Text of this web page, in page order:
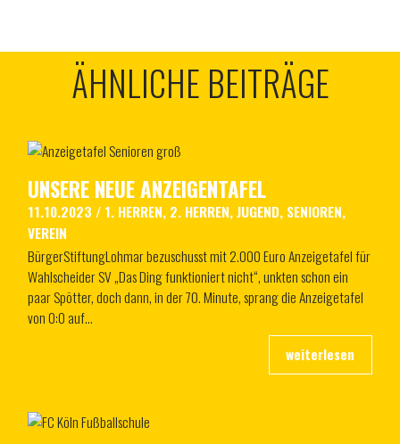
ÄHNLICHE BEITRÄGE
UNSERE NEUE ANZEIGENTAFEL
11.10.2023 / 1. HERREN, 2. HERREN,JUGEND, SENIOREN,
VEREIN
BürgerStiftungLohmar bezuschusst mit 2.000 Euro Anzeigetafel für
Wahlscheider SV „Das Ding funktioniert nicht“, unkten schon ein
paar Spötter, doch dann, in der 70. Minute, sprang die Anzeigetafel
von 0:0 auf…